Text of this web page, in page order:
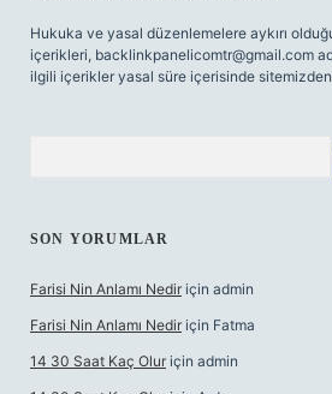
Hukuka ve yasal düzenlemelere aykırı
içerikleri, backlinkpanelicomtr@gmail.com
ilgili içerikler yasal süre içerisinde sitemizden
SON YORUMLAR
Farisi Nin Anlamı Nedir için admin
Farisi Nin Anlamı Nedir için Fatma
14 30 Saat Kaç Olur için admin